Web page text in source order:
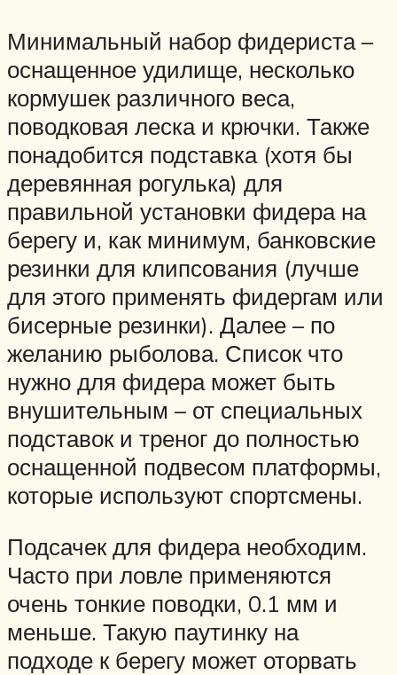
Минимальный набор фидериста –
оснащенное удилище, несколько
кормушек различного веса,
поводковая леска и крючки. Также
понадобится подставка (хотя бы
деревянная рогулька) для
правильной установки фидера на
берегу и, как минимум, банковские
резинки для клипсования (лучше
для этого применять фидергам или
бисерные резинки). Далее – по
желанию рыболова. Список что
нужно для фидера может быть
внушительным – от специальных
подставок и треног до полностью
оснащенной подвесом платформы,
которые используют спортсмены.
Подсачек для фидера необходим.
Часто при ловле применяются
очень тонкие поводки, 0.1 мм и
меньше. Такую паутинку на
подходе к берегу может оторвать